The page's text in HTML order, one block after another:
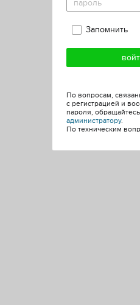
Запомнить
По вопросам,
с регистрацией и
пароля,
администратору.
По техническим